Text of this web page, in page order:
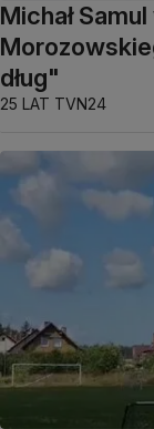
Michał
dług"
25 LAT TVN24